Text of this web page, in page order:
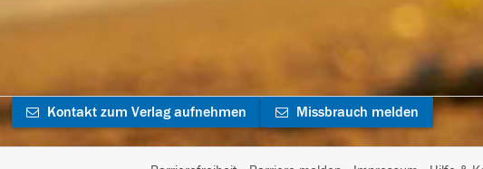
Kontakt zum Verlag aufnehmen Missbrauch melden